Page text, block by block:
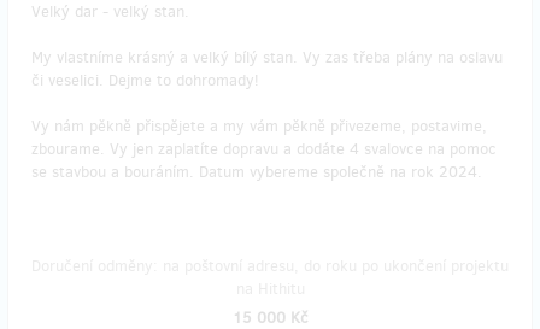
Velký dar - velký stan.
My vlastníme krásný a velký bílý stan. Vy zas třeba plány na oslavu
či veselici. Dejme to dohromady!
Vy nám pěkně přispějete a my vám pěkně přivezeme, postavime,
zbourame. Vy jen zaplatíte dopravu a dodáte 4 svalovce na pomoc
se stavbou a bouráním. Datum vybereme společně na rok 2024.
15 000 Kč